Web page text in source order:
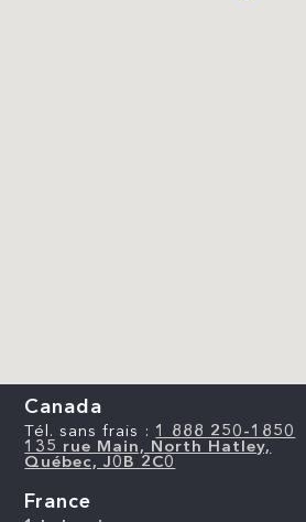
Canada
Tél. sans frais : 1 888 250-1850
135 rue Main, North Hatley,
Québec, J0B 2C0
France